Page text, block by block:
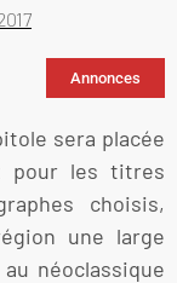
Annonces
sera placée
pour les titres
choisis,
une large
néoclassique